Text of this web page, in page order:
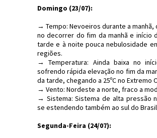
Domingo (23/07):
→ Tempo: Nevoeiros durante a manhã,
no decorrer do fim da manhã e início
tarde e à noite pouca nebulosidade
regiões.
→ Temperatura: Ainda baixa no
sofrendo rápida elevação no fim da
da tarde, chegando a 25ºC no Extremo
→ Vento: Nordeste a norte, fraco a
→ Sistema: Sistema de alta pressão
se estendendo também ao sul do
Segunda-Feira (24/07):